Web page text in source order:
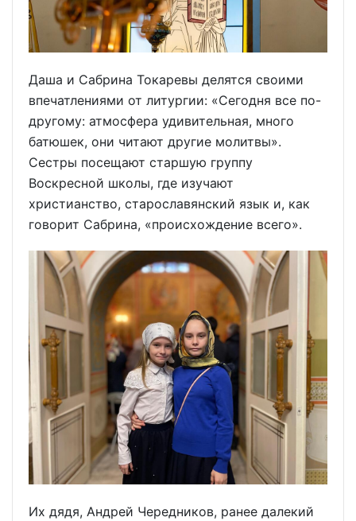
Даша и Сабрина Токаревы делятся своими
впечатлениями от литургии: «Сегодня все по-
другому: атмосфера удивительная, много
батюшек, они читают другие молитвы».
Сестры посещают старшую группу
Воскресной школы, где изучают
христианство, старославянский язык и, как
говорит Сабрина, «происхождение всего».
Их дядя, Андрей Чередников, ранее далекий